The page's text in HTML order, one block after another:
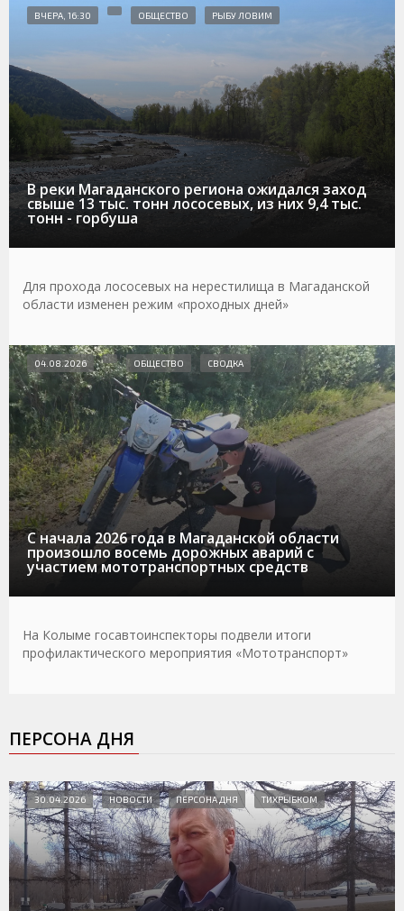
В реки Магаданского региона ожидался заход
свыше 13 тыс. тонн лососевых, из них 9,4 тыс.
тонн - горбуша
ВЧЕРА, 16:30 ОБЩЕСТВО РЫБУ ЛОВИМ
Для прохода лососевых на нерестилища в Магаданской
области изменен режим «проходных дней»
С начала 2026 года в Магаданской области
произошло восемь дорожных аварий с
участием мототранспортных средств
04.08.2026 ОБЩЕСТВО СВОДКА
На Колыме госавтоинспекторы подвели итоги
профилактического мероприятия «Мототранспорт»
ПЕРСОНА ДНЯ
30.04.2026 НОВОСТИ ПЕРСОНА ДНЯ ТИХРЫБКОМ